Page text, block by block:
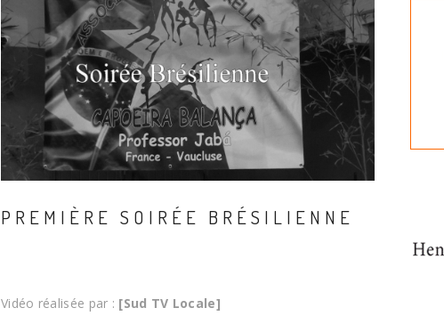
PREMIÈRE SOIRÉE BRÉSILIENNE
Vidéo réalisée par : [Sud TV Locale]